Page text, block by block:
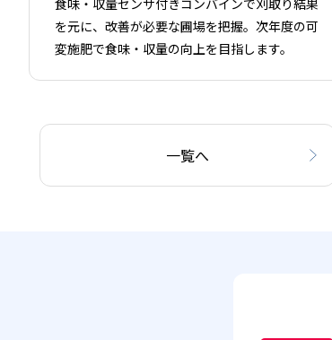
食味・収量センサ付きコンバインで刈取り結果
を元に、改善が必要な圃場を把握。次年度の可
変施肥で食味・収量の向上を目指します。
一覧へ